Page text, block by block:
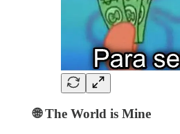
🌐 The World is Mine